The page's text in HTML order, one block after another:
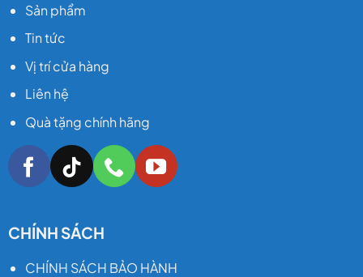
Sản phẩm
Tin tức
Vị trí cửa hàng
Liên hệ
Quà tặng chính hãng
CHÍNH SÁCH
CHÍNH SÁCH BẢO HÀNH